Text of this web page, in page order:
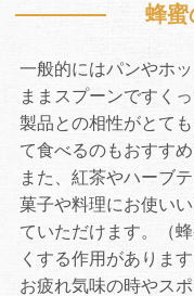
蜂蜜
一般的にはパンやホ
ままスプーンですく
製品との相性がとて
て食べるのもおすすめ
また、紅茶やハーブ
菓子や料理にお使い
ていただけます。（
くする作用があります
お疲れ気味の時やス